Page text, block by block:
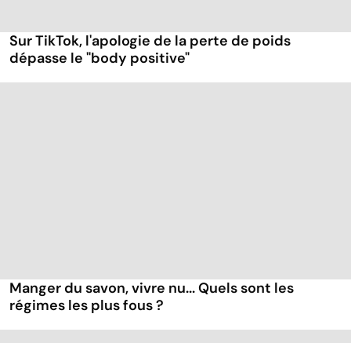
Sur TikTok, l'apologie de la perte de poids
dépasse le "body positive"
Manger du savon, vivre nu... Quels sont les
régimes les plus fous ?